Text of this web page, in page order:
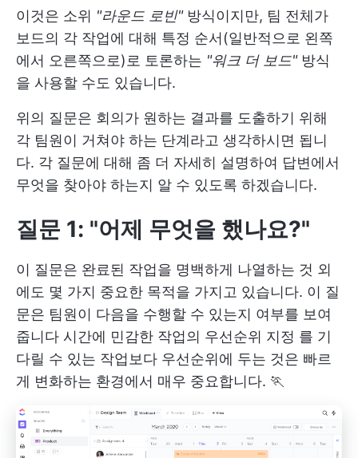
이것은 소위 "라운드 로빈"방식이지만, 팀 전체가
보드의 각 작업에 대해 특정 순서(일반적으로 왼쪽
에서 오른쪽으로)로 토론하는 "워크 더 보드"방식
을 사용할 수도 있습니다.
위의 질문은 회의가 원하는 결과를 도출하기 위해
각 팀원이 거쳐야 하는 단계라고 생각하시면 됩니
다. 각 질문에 대해 좀 더 자세히 설명하여 답변에서
무엇을 찾아야 하는지 알 수 있도록 하겠습니다.
질문 1: "어제 무엇을 했나요?"
이 질문은 완료된 작업을 명백하게 나열하는 것 외
에도 몇 가지 중요한 목적을 가지고 있습니다. 이 질
문은 팀원이 다음을 수행할 수 있는지 여부를 보여
줍니다 시간에 민감한 작업의 우선순위 지정 를 기
다릴 수 있는 작업보다 우선순위에 두는 것은 빠르
게 변화하는 환경에서 매우 중요합니다. 🏃